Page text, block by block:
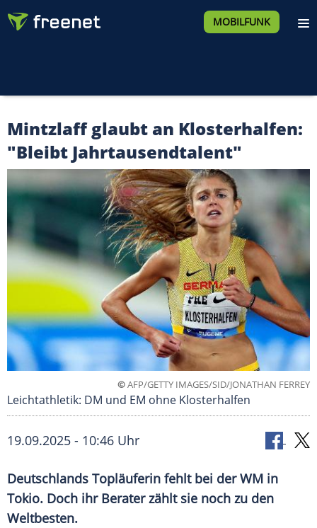
MOBILFUNK
Mintzlaff glaubt an Klosterhalfen:
"Bleibt Jahrtausendtalent"
©AFP/GETTY IMAGES/SID/JONATHAN FERREY
Leichtathletik: DM und EM ohne Klosterhalfen
19.09.2025 - 10:46 Uhr
Deutschlands Topläuferin fehlt bei der WM in
Tokio. Doch ihr Berater zählt sie noch zu den
Weltbesten.